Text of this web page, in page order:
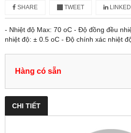
SHARE TWEET
- Nhiệt độ Max: 70 oC - Độ đồng đều
nhiệt độ: ± 0.5 oC - Độ chính xác nhiệt
Hàng có sẵn
CHI TIẾT